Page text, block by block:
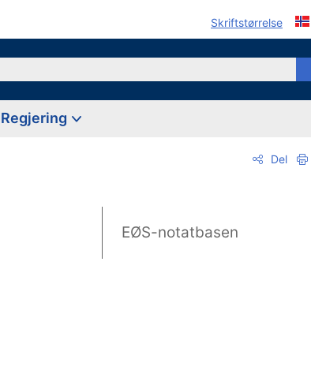
Skriftstørrelse
Regjering
Del
EØS-notatbasen